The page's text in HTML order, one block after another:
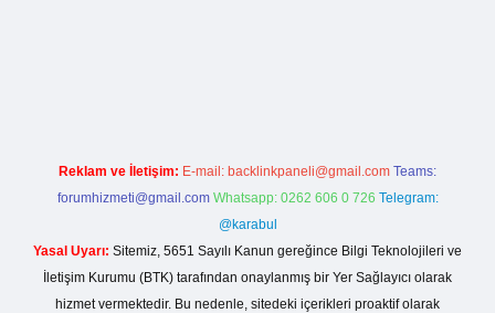
Reklam ve İletişim: E-mail: backlinkpaneli@gmail.com Teams:
forumhizmeti@gmail.com Whatsapp: 0262 606 0 726 Telegram:
@karabul
Yasal Uyarı: Sitemiz, 5651 Sayılı Kanun gereğince Bilgi Teknolojileri ve
İletişim Kurumu (BTK) tarafından onaylanmış bir Yer Sağlayıcı olarak
hizmet vermektedir. Bu nedenle, sitedeki içerikleri proaktif olarak